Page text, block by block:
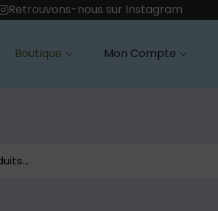
Retrouvons-nous sur Instagram
Boutique Mon Compte